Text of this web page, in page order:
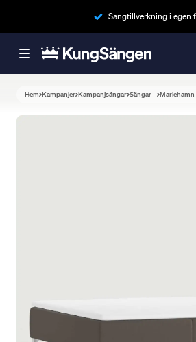
Sängtillverkning i egen
Hem Kampanjer Kampanjsängar Sängar